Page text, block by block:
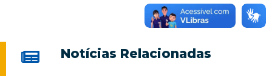
Notícias Relacionadas